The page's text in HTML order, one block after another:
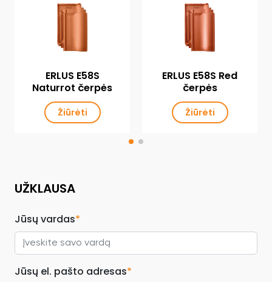
ERLUS E58S
Naturrot čerpės
Žiūrėti
ERLUS E58S Red
čerpės
Žiūrėti
UŽKLAUSA
Jūsų vardas*
Jūsų el. pašto adresas*